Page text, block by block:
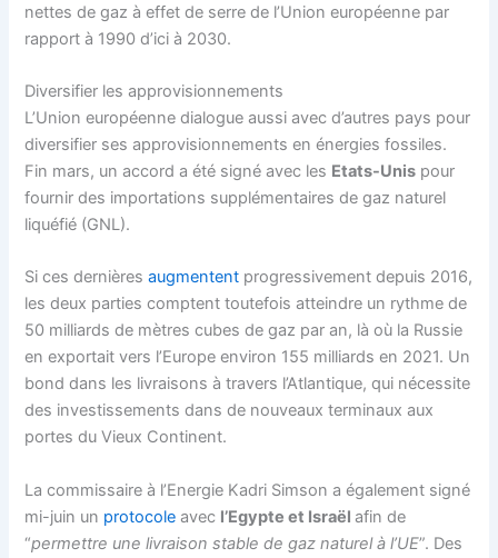
nettes de gaz à effet de serre de l’Union européenne par
rapport à 1990 d’ici à 2030.
Diversifier les approvisionnements
L’Union européenne dialogue aussi avec d’autres pays pour
diversifier ses approvisionnements en énergies fossiles.
Fin mars, un accord a été signé avec les Etats-Unis pour
fournir des importations supplémentaires de gaz naturel
liquéfié (GNL).
Si ces dernièresaugmentent progressivement depuis 2016,
les deux parties comptent toutefois atteindre un rythme de
50 milliards de mètres cubes de gaz par an, là où la Russie
en exportait vers l’Europe environ 155 milliards en 2021. Un
bond dans les livraisons à travers l’Atlantique, qui nécessite
des investissements dans de nouveaux terminaux aux
portes du Vieux Continent.
La commissaire à l’Energie Kadri Simson a également signé
mi-juin un protocole avec l’Egypte et Israëlafin de
“permettre une livraison stable de gaz naturel à l’UE”. Des